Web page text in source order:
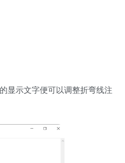
显示文字便可以调整折弯线注